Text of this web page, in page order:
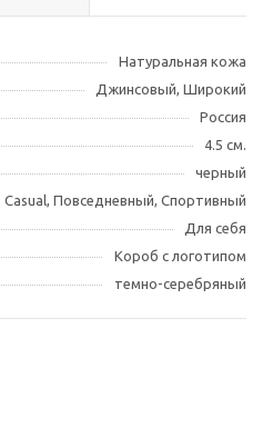
Натуральная кожа
Джинсовый, Широкий
Россия
4.5 см.
черный
Casual, Повседневный, Спортивный
Для себя
Короб с логотипом
темно-серебряный